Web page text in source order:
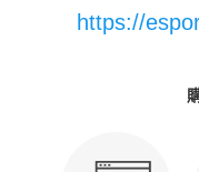
https://